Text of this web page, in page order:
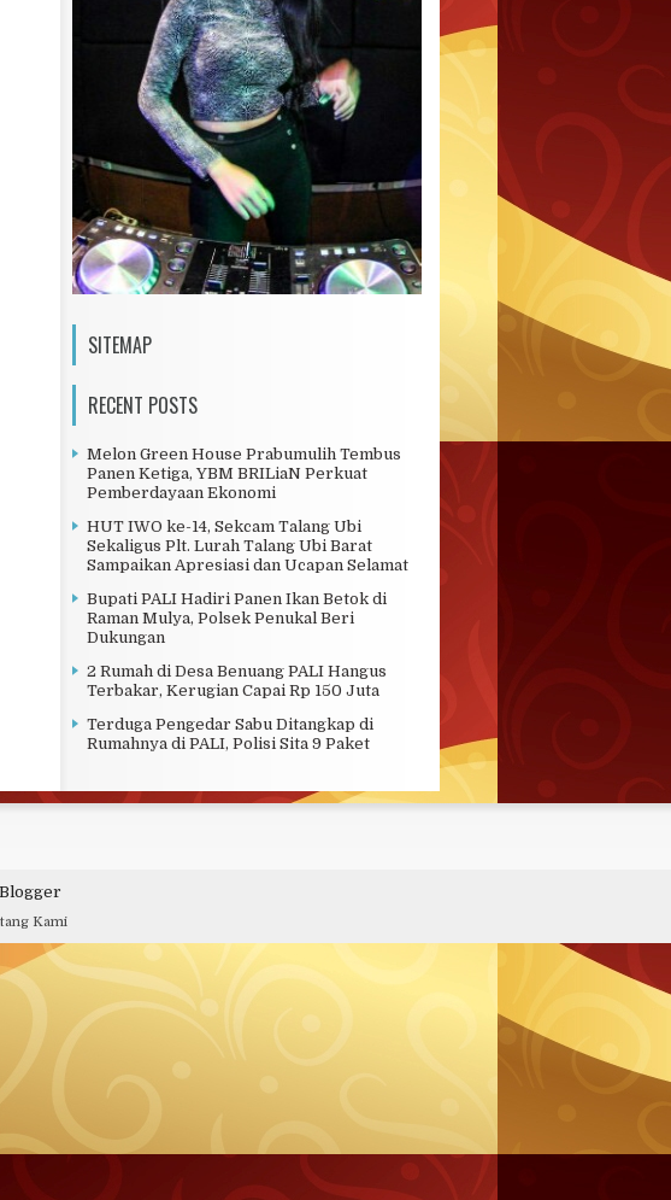
SITEMAP
RECENT POSTS
Melon Green House Prabumulih Tembus
Panen Ketiga, YBM BRILiaN Perkuat
Pemberdayaan Ekonomi
HUT IWO ke-14, Sekcam Talang Ubi
Sekaligus Plt. Lurah Talang Ubi Barat
Sampaikan Apresiasi dan Ucapan Selamat
Bupati PALI Hadiri Panen Ikan Betok di
Raman Mulya, Polsek Penukal Beri
Dukungan
2 Rumah di Desa Benuang PALI Hangus
Terbakar, Kerugian Capai Rp 150 Juta
Terduga Pengedar Sabu Ditangkap di
Rumahnya di PALI, Polisi Sita 9 Paket
Blogger
Kami